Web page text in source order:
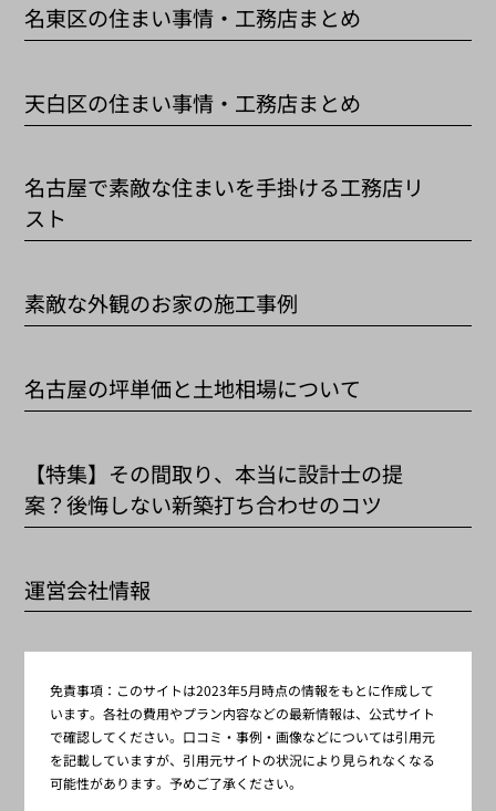
名東区の住まい事情・工務店まとめ
天白区の住まい事情・工務店まとめ
名古屋で素敵な住まいを手掛ける工務店リ
スト
素敵な外観のお家の施工事例
名古屋の坪単価と土地相場について
【特集】その間取り、本当に設計士の提
案？後悔しない新築打ち合わせのコツ
運営会社情報
免責事項： このサイトは2023年5月時点の情報をもとに作成して
います。各社の費用やプラン内容などの最新情報は、公式サイト
で確認してください。口コミ・事例・画像などについては引用元
を記載していますが、引用元サイトの状況により見られなくなる
可能性があります。予めご了承ください。